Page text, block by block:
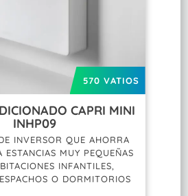
570 VATIOS
CAPRI MINI
INHP09
INVERSOR QUE AHORRA
ESTANCIAS MUY PEQUEÑAS
INFANTILES,
O DORMITORIOS